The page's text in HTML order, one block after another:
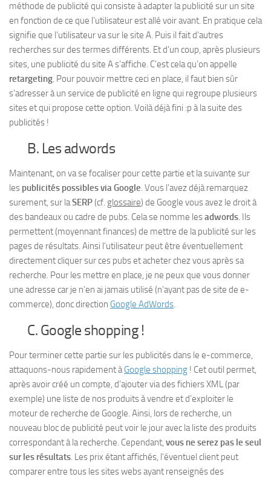
méthode de publicité qui consiste à adapter la publicité sur un site
en fonction de ce que l’utilisateur est allé voir avant. En pratique cela
signifie que l’utilisateur va sur le site A. Puis il fait d’autres
recherches sur des termes différents. Et d’un coup, après plusieurs
sites, une publicité du site A s’affiche. C’est cela qu’on appelle
retargeting. Pour pouvoir mettre ceci en place, il faut bien sûr
s’adresser à un service de publicité en ligne qui regroupe plusieurs
sites et qui propose cette option. Voilà déjà fini :p à la suite des
publicités !
B. Les adwords
Maintenant, on va se focaliser pour cette partie et la suivante sur
les publicités possibles via Google. Vous l’avez déjà remarquez
surement, sur laSERP(cf. glossaire) de Google vous avez le droit à
des bandeaux ou cadre de pubs. Cela se nomme lesadwords. Ils
permettent (moyennant finances) de mettre de la publicité sur les
pages de résultats. Ainsi l’utilisateur peut être éventuellement
directement cliquer sur ces pubs et acheter chez vous après sa
recherche. Pour les mettre en place, je ne peux que vous donner
une adresse car je n’en ai jamais utilisé (n’ayant pas de site de e-
commerce), donc direction Google AdWords.
C. Google shopping !
Pour terminer cette partie sur les publicités dans le e-commerce,
attaquons-nous rapidement àGoogle shopping ! Cet outil permet,
après avoir créé un compte, d’ajouter via des fichiers XML (par
exemple) une liste de nos produits à vendre et d’exploiter le
moteur de recherche de Google. Ainsi, lors de recherche, un
nouveau bloc de publicité peut voir le jour avec la liste des produits
correspondant à la recherche. Cependant, vous ne serez pas le seul
sur les résultats. Les prix étant affichés, l’éventuel client peut
comparer entre tous les sites webs ayant renseignés des